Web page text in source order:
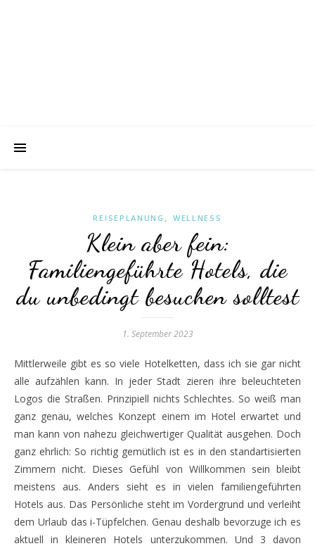
REISEPLANUNG , WELLNESS
Klein aber fein:
Familiengeführte Hotels, die
du unbedingt besuchen solltest
1. September 2023
Mittlerweile gibt es so viele Hotelketten, dass ich sie gar nicht
alle aufzählen kann. In jeder Stadt zieren ihre beleuchteten
Logos die Straßen. Prinzipiell nichts Schlechtes. So weiß man
ganz genau, welches Konzept einem im Hotel erwartet und
man kann von nahezu gleichwertiger Qualität ausgehen. Doch
ganz ehrlich: So richtig gemütlich ist es in den standartisierten
Zimmern nicht. Dieses Gefühl von Willkommen sein bleibt
meistens aus. Anders sieht es in vielen familiengeführten
Hotels aus. Das Persönliche steht im Vordergrund und verleiht
dem Urlaub das i-Tüpfelchen. Genau deshalb bevorzuge ich es
aktuell in kleineren Hotels unterzukommen. Und 3 davon